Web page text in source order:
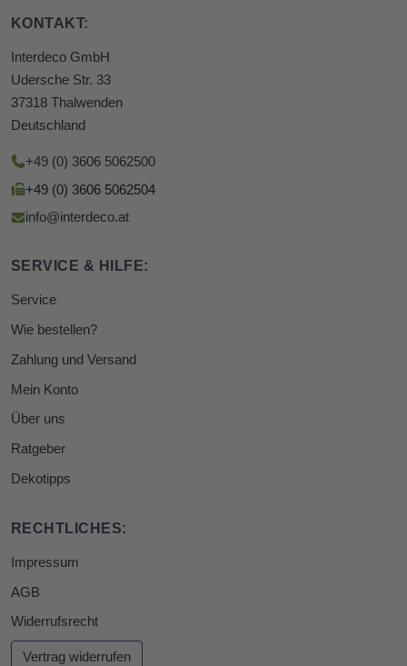
KONTAKT:
Interdeco GmbH
Udersche Str. 33
37318 Thalwenden
Deutschland
+49 (0) 3606 5062500
+49 (0) 3606 5062504
info@interdeco.at
SERVICE & HILFE:
Service
Wie bestellen?
Zahlung und Versand
Mein Konto
Über uns
Ratgeber
Dekotipps
RECHTLICHES:
Impressum
AGB
Widerrufsrecht
Vertrag widerrufen